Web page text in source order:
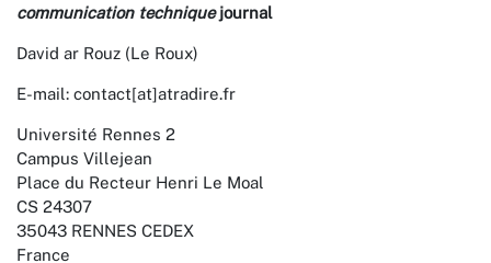
communication techniquejournal
David ar Rouz (Le Roux)
E-mail: contact[at]atradire.fr
Université Rennes 2
Campus Villejean
Place du Recteur Henri Le Moal
CS 24307
35043 RENNES CEDEX
France